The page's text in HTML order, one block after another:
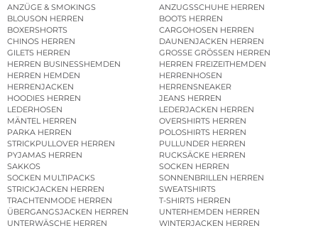
ANZÜGE & SMOKINGS
ANZUGSSCHUHE HERREN
BLOUSON HERREN
BOOTS HERREN
BOXERSHORTS
CARGOHOSEN HERREN
CHINOS HERREN
DAUNENJACKEN HERREN
GILETS HERREN
GROSSE GRÖSSEN HERREN
HERREN BUSINESSHEMDEN
HERREN FREIZEITHEMDEN
HERREN HEMDEN
HERRENHOSEN
HERRENJACKEN
HERRENSNEAKER
HOODIES HERREN
JEANS HERREN
LEDERHOSEN
LEDERJACKEN HERREN
MÄNTEL HERREN
OVERSHIRTS HERREN
PARKA HERREN
POLOSHIRTS HERREN
STRICKPULLOVER HERREN
PULLUNDER HERREN
PYJAMAS HERREN
RUCKSÄCKE HERREN
SAKKOS
SOCKEN HERREN
SOCKEN MULTIPACKS
SONNENBRILLEN HERREN
STRICKJACKEN HERREN
SWEATSHIRTS
TRACHTENMODE HERREN
T-SHIRTS HERREN
ÜBERGANGSJACKEN HERREN
UNTERHEMDEN HERREN
UNTERWÄSCHE HERREN
WINTERJACKEN HERREN